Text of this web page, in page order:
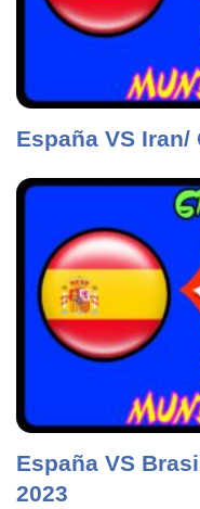
España VS
España VS
2023